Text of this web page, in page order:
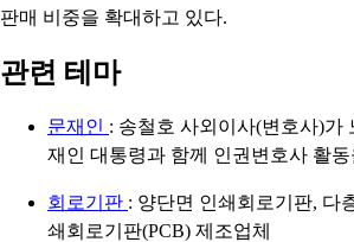
판매 비중을 확대하고 있다.
관련 테마
문재인 : 송철호 사외이사(변호사)가
재인 대통령과 함께 인권변호사 활
회로기판 : 양단면 인쇄회로기판, 다
쇄회로기판(PCB) 제조업체